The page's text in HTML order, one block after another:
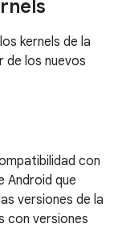
kernels de la
de los nuevos
con
Android que
versiones de la
con versiones